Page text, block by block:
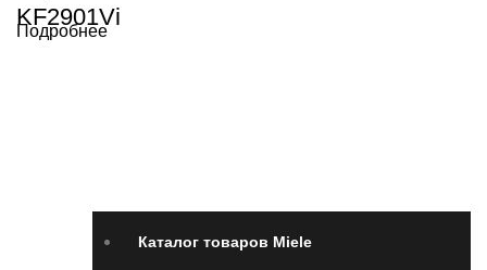
KF2901Vi
Подробнее
Каталог товаров Miele